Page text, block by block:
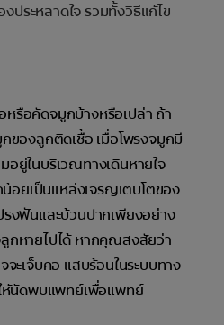
ประหลาดใจ รวมทั้งวิธีแก้ไข
รือคัดจมูกบ้างหรือเปล่า ถ้า
ของลูกติดเชื้อ เมื่อโพรงจมูกมี
อยู่ในบริเวณทางเดินหายใจ
อยเป็นแหล่งเจริญเติบโตของ
งฟันและบ้วนปากเพียงอย่าง
ลูกหายไปได้ หากคุณสงสัยว่า
ะเจ็บคอ แสบร้อนในระบบทาง
ห้นัดพบแพทย์เพื่อแพทย์